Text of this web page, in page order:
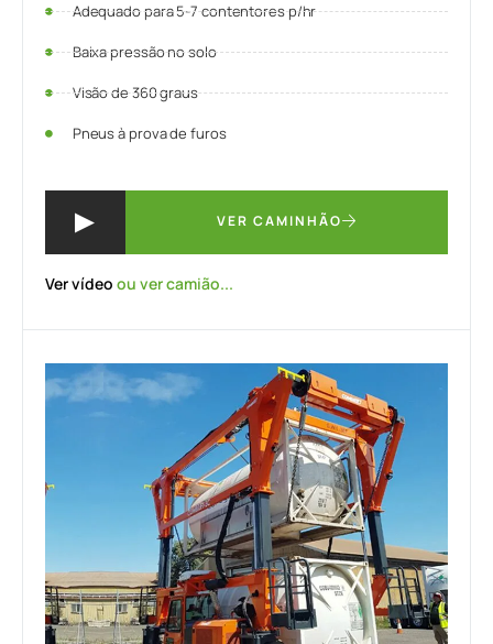
Adequado para 5-7 contentores p/hr
Baixa pressão no solo
Visão de 360 graus
Pneus à prova de furos
VER CAMINHÃO
Ver vídeo ou ver camião...